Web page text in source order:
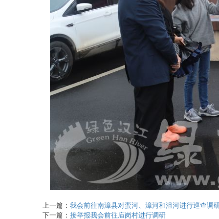
上一篇： 我会前往南漳县对蛮河、漳河和沮河进行巡查调
下一篇： 接举报我会前往庙岗村进行调研